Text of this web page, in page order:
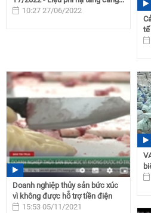
10:27 27/06/2022
tế
Doanh nghiệp thủy sản bức xúc
vì không được hỗ trợ tiền điện
15:53 05/11/2021